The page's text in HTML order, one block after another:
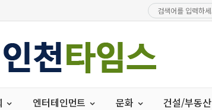
엔터테인먼트 문화 건설/부동산